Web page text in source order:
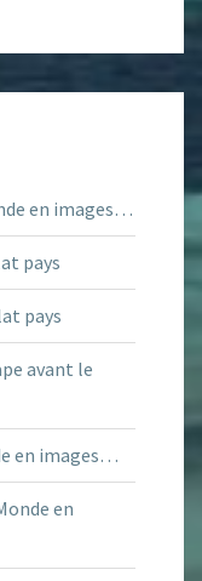
en images…
pays
pays
avant le
en images…
en